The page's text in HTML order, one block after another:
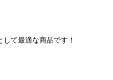
て最適な商品です！